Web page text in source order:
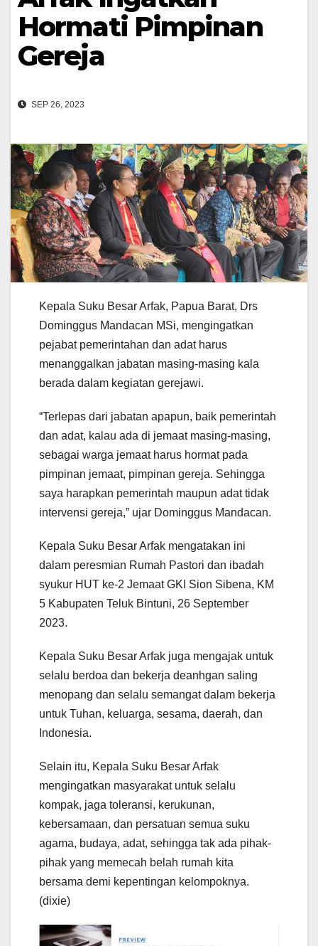
Hormati Pimpinan
Gereja
SEP 26, 2023
Kepala Suku Besar Arfak, Papua Barat, Drs
Dominggus Mandacan MSi, mengingatkan
pejabat pemerintahan dan adat harus
menanggalkan jabatan masing-masing kala
berada dalam kegiatan gerejawi.
“Terlepas dari jabatan apapun, baik pemerintah
dan adat, kalau ada di jemaat masing-masing,
sebagai warga jemaat harus hormat pada
pimpinan jemaat, pimpinan gereja. Sehingga
saya harapkan pemerintah maupun adat tidak
intervensi gereja,” ujar Dominggus Mandacan.
Kepala Suku Besar Arfak mengatakan ini
dalam peresmian Rumah Pastori dan ibadah
syukur HUT ke-2 Jemaat GKI Sion Sibena, KM
5 Kabupaten Teluk Bintuni, 26 September
2023.
Kepala Suku Besar Arfak juga mengajak untuk
selalu berdoa dan bekerja deanhgan saling
menopang dan selalu semangat dalam bekerja
untuk Tuhan, keluarga, sesama, daerah, dan
Indonesia.
Selain itu, Kepala Suku Besar Arfak
mengingatkan masyarakat untuk selalu
kompak, jaga toleransi, kerukunan,
kebersamaan, dan persatuan semua suku
agama, budaya, adat, sehingga tak ada pihak-
pihak yang memecah belah rumah kita
bersama demi kepentingan kelompoknya.
(dixie)